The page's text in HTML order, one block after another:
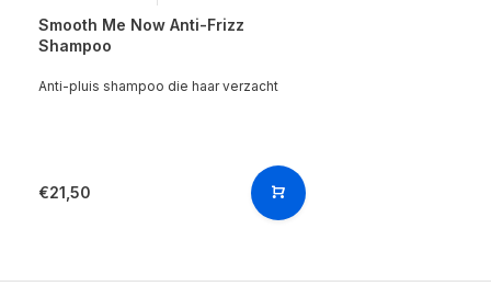
Smooth Me Now Anti-Frizz
Shampoo
Anti-pluis shampoo die haar verzacht
€21,50